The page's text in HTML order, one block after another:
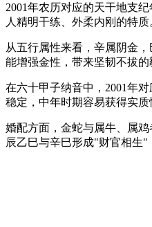
2001年农历对应的天干地支
人精明干练、外柔内刚的特质
从五行属性来看，辛属阴金
能增强金性，带来坚韧不拔的
在六十甲子纳音中，2001年
稳定，中年时期容易获得实质
婚配方面，金蛇与属牛、属
辰乙巳与辛巳形成"财官相生"